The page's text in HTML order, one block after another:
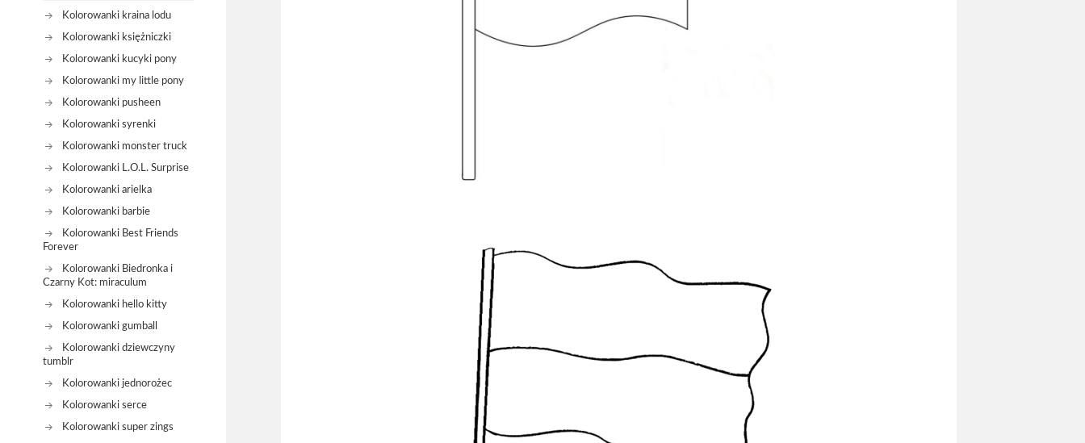
Kolorowanki kraina lodu
Kolorowanki księżniczki
Kolorowanki kucyki pony
Kolorowanki my little pony
Kolorowanki pusheen
Kolorowanki syrenki
Kolorowanki monster truck
Kolorowanki L.O.L. Surprise
Kolorowanki arielka
Kolorowanki barbie
Kolorowanki Best Friends
Forever
Kolorowanki Biedronka i
Czarny Kot: miraculum
Kolorowanki hello kitty
Kolorowanki gumball
Kolorowanki dziewczyny
tumblr
Kolorowanki jednorożec
Kolorowanki serce
Kolorowanki super zings